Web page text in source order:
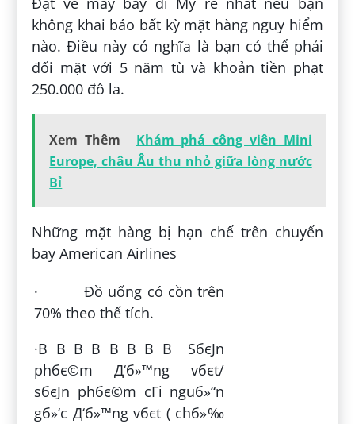
không khai báo bất kỳ mặt hàng nguy hiểm
nào. Điều này có nghĩa là bạn có thể phải
đối mặt với 5 năm tù và khoản tiền phạt
250.000 đô la.
Xem Thêm
Khám phá công viên Mini
Europe, châu Âu thu nhỏ giữa lòng nước
Bỉ
Những mặt hàng bị hạn chế trên chuyến
bay American Airlines
· Đồ uống có cồn trên
70% theo thể tích.
·В В В В В В В В SбєЈn
phбє©m Д‘б»™ng vбє­t/
sбєЈn phбє©m cГі nguб»“n
gб»‘c Д‘б»™ng vбє­t ( chб»‰